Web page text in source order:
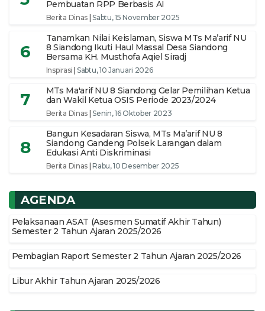
Pembuatan RPP Berbasis AI
Berita Dinas |Sabtu, 15 November 2025
6
Tanamkan Nilai Keislaman, Siswa MTs Ma’arif NU
8 Siandong Ikuti Haul Massal Desa Siandong
Bersama KH. Musthofa Aqiel Siradj
Inspirasi |Sabtu, 10 Januari 2026
7
MTs Ma'arif NU 8 Siandong Gelar Pemilihan Ketua
dan Wakil Ketua OSIS Periode 2023/2024
Berita Dinas |Senin, 16 Oktober 2023
8
Bangun Kesadaran Siswa, MTs Ma’arif NU 8
Siandong Gandeng Polsek Larangan dalam
Edukasi Anti Diskriminasi
Berita Dinas |Rabu, 10 Desember 2025
AGENDA
Pelaksanaan ASAT (Asesmen Sumatif Akhir Tahun)
Semester 2 Tahun Ajaran 2025/2026
Pembagian Raport Semester 2 Tahun Ajaran 2025/2026
Libur Akhir Tahun Ajaran 2025/2026